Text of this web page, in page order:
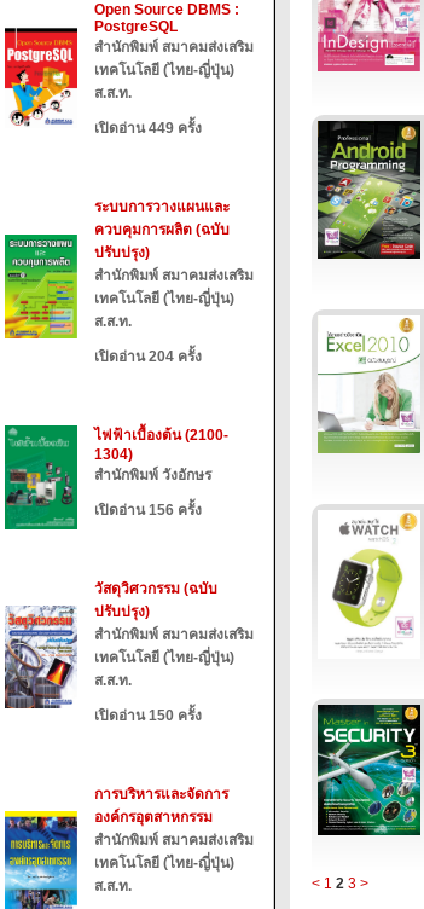
Open Source DBMS :
PostgreSQL
สำนักพิมพ์ สมาคมส่งเสริม
เทคโนโลยี (ไทย-ญี่ปุ่น)
ส.ส.ท.
เปิดอ่าน 449 ครั้ง
ระบบการวางแผนและ
ควบคุมการผลิต (ฉบับ
ปรับปรุง)
สำนักพิมพ์ สมาคมส่งเสริม
เทคโนโลยี (ไทย-ญี่ปุ่น)
ส.ส.ท.
เปิดอ่าน 204 ครั้ง
ไฟฟ้าเบื้องต้น (2100-
1304)
สำนักพิมพ์ วังอักษร
เปิดอ่าน 156 ครั้ง
วัสดุวิศวกรรม (ฉบับ
ปรับปรุง)
สำนักพิมพ์ สมาคมส่งเสริม
เทคโนโลยี (ไทย-ญี่ปุ่น)
ส.ส.ท.
เปิดอ่าน 150 ครั้ง
การบริหารและจัดการ
องค์กรอุตสาหกรรม
สำนักพิมพ์ สมาคมส่งเสริม
เทคโนโลยี (ไทย-ญี่ปุ่น)
ส.ส.ท.
< 1 2 3 >